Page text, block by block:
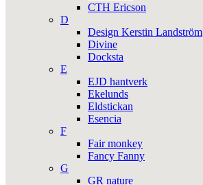
CTH Ericson
D
Design Kerstin Landström
Divine
Docksta
E
EJD hantverk
Ekelunds
Eldstickan
Esencia
F
Fair monkey
Fancy Fanny
G
GR nature